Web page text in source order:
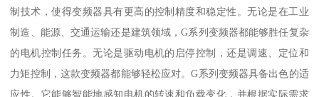
制技术，使得变频器具有更高的控制精度和稳定性。无论是在工业
制造、能源、交通运输还是建筑领域，G系列变频器都能够胜任复杂
的电机控制任务。无论是驱动电机的启停控制，还是调速、定位和
力矩控制，这款变频器都能够轻松应对。G系列变频器具备出色的适
应性。它能够智能地感知电机的转速和负载变化，并根据实际需求